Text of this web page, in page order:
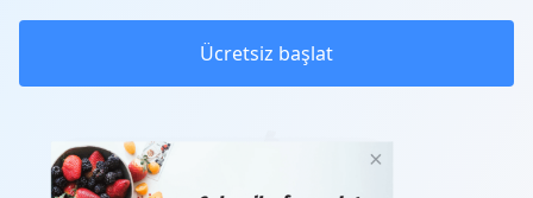
Ücretsiz başlat